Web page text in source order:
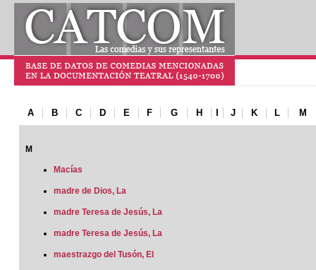
A B C D E F G H J K L M
M
Macías
madre de Dios, La
madre Teresa de Jesús, La
madre Teresa de Jesús, La
maestrazgo del Tusón, El